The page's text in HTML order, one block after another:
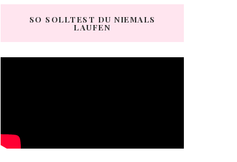
SO SOLLTEST DU NIEMALS
LAUFEN